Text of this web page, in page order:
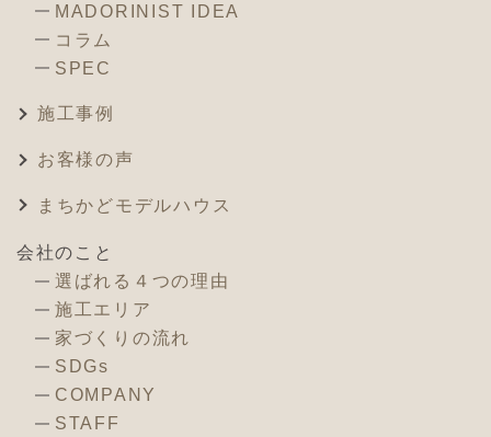
MADORINIST IDEA
コラム
SPEC
施工事例
お客様の声
まちかどモデルハウス
会社のこと
選ばれる４つの理由
施工エリア
家づくりの流れ
SDGs
COMPANY
STAFF